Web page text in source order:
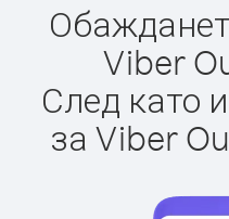
Viber
След като
за Viber